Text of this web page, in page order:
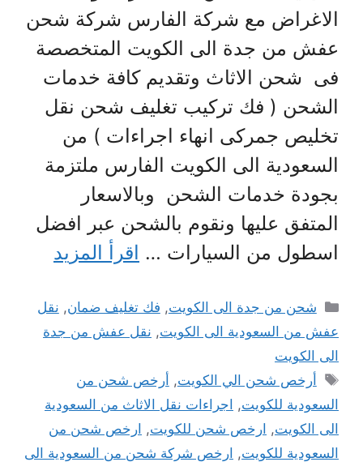
الاغراض مع شركة الفارس شركة شحن
عفش من جدة الى الكويت المتخصصة
فى شحن الاثاث وتقديم كافة خدمات
الشحن ( فك تركيب تغليف شحن نقل
تخليص جمركى انهاء اجراءات ) من
السعودية الى الكويت الفارس ملتزمة
بجودة خدمات الشحن وبالاسعار
المتفق عليها ونقوم بالشحن عبر افضل
اسطول من السيارات … اقرأ المزيد
التصنيفات
شحن من جدة الى الكويت, فك تغليف ضمان, نقل
عفش من السعودية الى الكويت, نقل عفش من جدة
الى الكويت
الوسوم
أرخص شحن الي الكويت, أرخص شحن من
السعودية للكويت, اجراءات نقل الاثاث من السعودية
الى الكويت, ارخص شحن للكويت, ارخص شحن من
السعودية للكويت, ارخص شركة شحن من السعودية الى